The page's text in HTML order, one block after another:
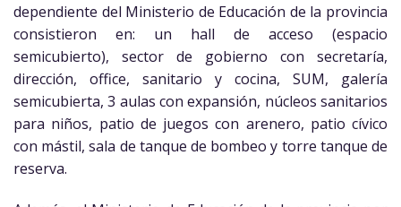
dependiente del Ministerio de Educación de la provincia
consistieron en: un hall de acceso (espacio
semicubierto), sector de gobierno con secretaría,
dirección, office, sanitario y cocina, SUM, galería
semicubierta, 3 aulas con expansión, núcleos sanitarios
para niños, patio de juegos con arenero, patio cívico
con mástil, sala de tanque de bombeo y torre tanque de
reserva.